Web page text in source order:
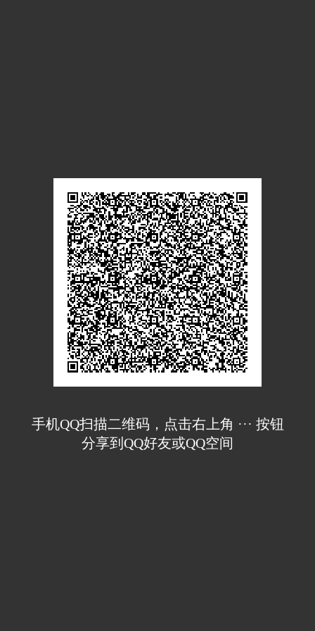
手机QQ扫描二维码，点击右上角 ··· 按钮
分享到QQ好友或QQ空间